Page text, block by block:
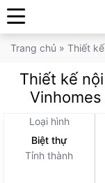
Trang chủ » Thiết
Thiết kế
Loại hình
Biệt thự
Tỉnh thành